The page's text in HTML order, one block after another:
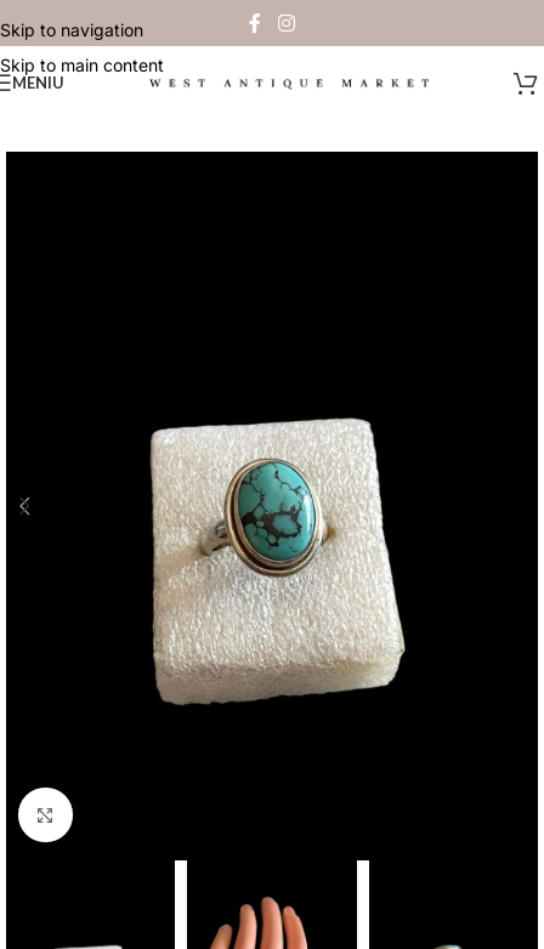
Skip to navigation
Skip to main content
MENIU
Click to enlarge